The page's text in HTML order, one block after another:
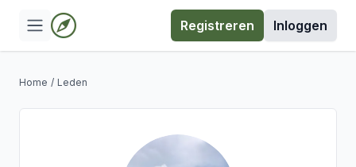
Registreren Inloggen
Home / Leden